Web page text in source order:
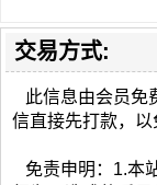
交易方式:
此信息由会员免
信直接先打款，以
免责申明：1.本